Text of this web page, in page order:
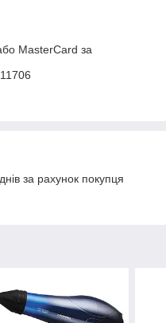
MasterCard за
за рахунок покупця